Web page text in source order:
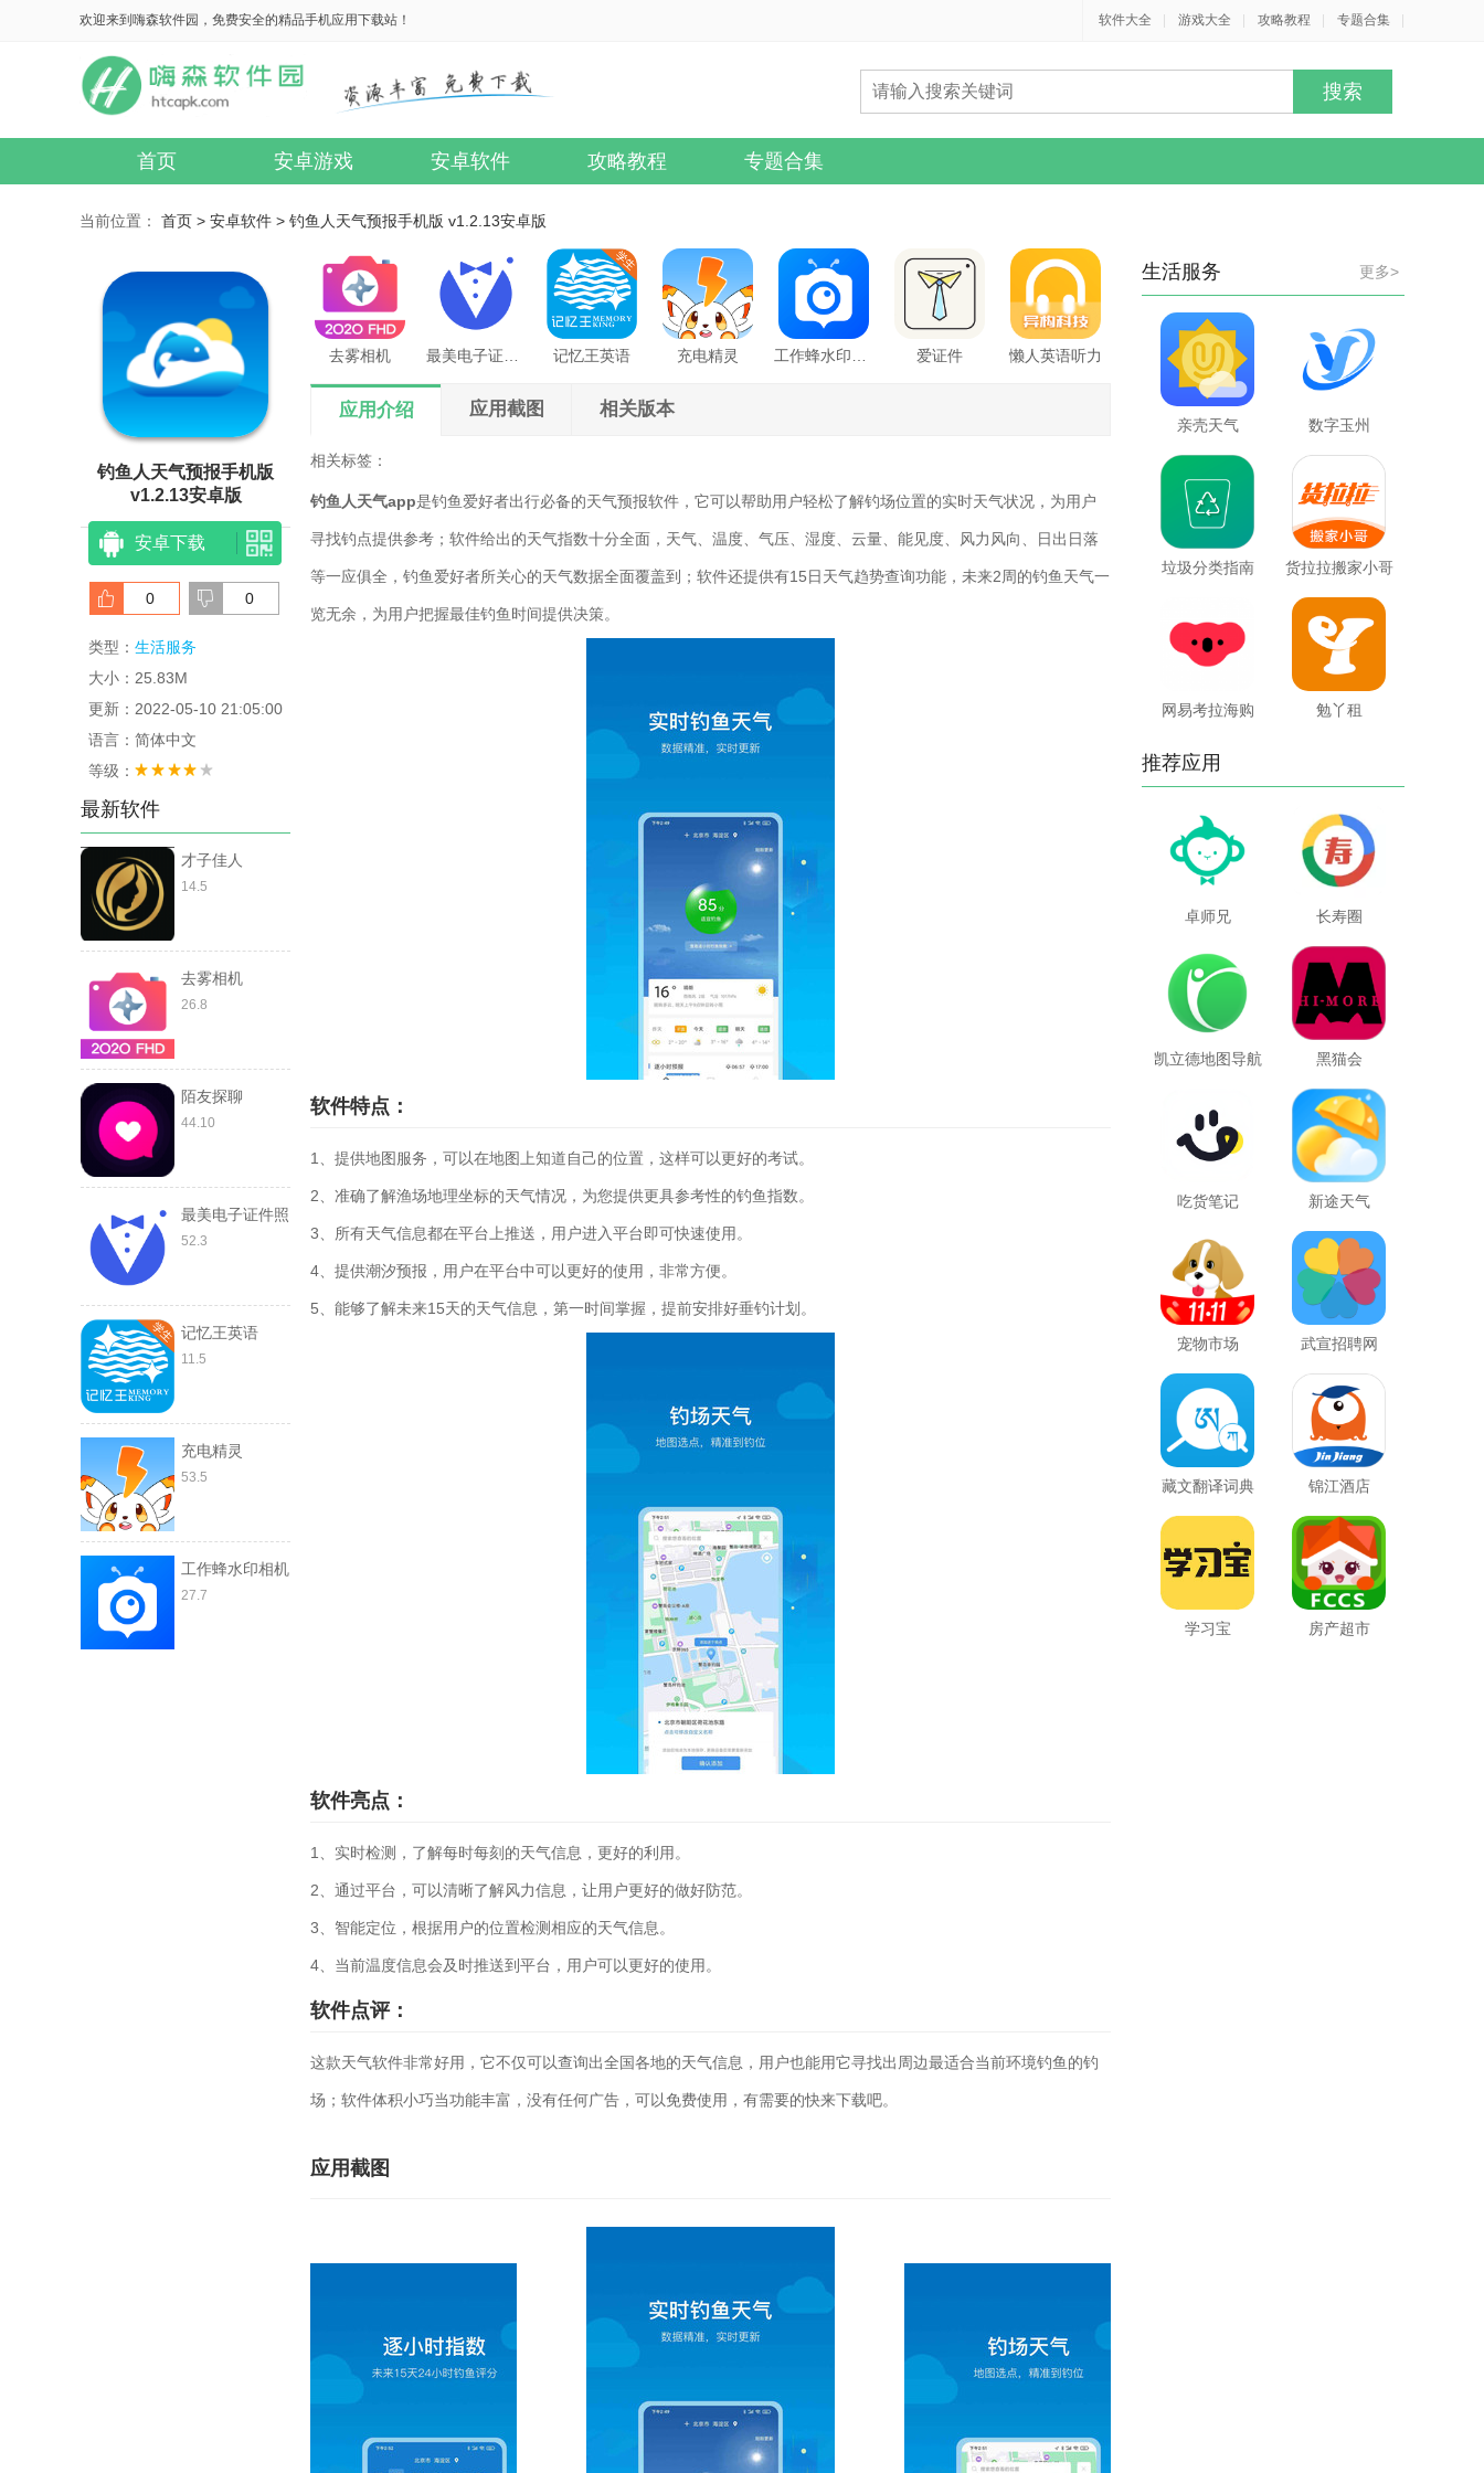
欢迎来到嗨森软件园，免费安全的精品手机应用下载站！ 软件大全 游戏大全 攻略教程 专题合集
首页 安卓游戏 安卓软件 攻略教程 专题合集
当前位置： 首页 > 安卓软件 > 钓鱼人天气预报手机版 v1.2.13安卓版
钓鱼人天气预报手机版
v1.2.13安卓版
安卓下载
0 0
类型： 生活服务
大小：25.83M
更新：2022-05-10 21:05:00
语言：简体中文
等级：
最新软件
才子佳人
14.5
去雾相机
26.8
陌友探聊
44.10
最美电子证件照
52.3
记忆王英语
11.5
充电精灵
53.5
工作蜂水印相机
27.7
去雾相机 记忆王英语 充电精灵 爱证件 懒人英语听力
应用介绍 应用截图 相关版本
相关标签：
钓鱼人天气app是钓鱼爱好者出行必备的天气预报软件，它可以帮助用户轻松了解钓场位置的实时天气状况，为用户
寻找钓点提供参考；软件给出的天气指数十分全面，天气、温度、气压、湿度、云量、能见度、风力风向、日出日落
等一应俱全，钓鱼爱好者所关心的天气数据全面覆盖到；软件还提供有15日天气趋势查询功能，未来2周的钓鱼天气一
览无余，为用户把握最佳钓鱼时间提供决策。
软件特点：
1、提供地图服务，可以在地图上知道自己的位置，这样可以更好的考试。
2、准确了解渔场地理坐标的天气情况，为您提供更具参考性的钓鱼指数。
3、所有天气信息都在平台上推送，用户进入平台即可快速使用。
4、提供潮汐预报，用户在平台中可以更好的使用，非常方便。
5、能够了解未来15天的天气信息，第一时间掌握，提前安排好垂钓计划。
软件亮点：
1、实时检测，了解每时每刻的天气信息，更好的利用。
2、通过平台，可以清晰了解风力信息，让用户更好的做好防范。
3、智能定位，根据用户的位置检测相应的天气信息。
4、当前温度信息会及时推送到平台，用户可以更好的使用。
软件点评：
这款天气软件非常好用，它不仅可以查询出全国各地的天气信息，用户也能用它寻找出周边最适合当前环境钓鱼的钓
场；软件体积小巧当功能丰富，没有任何广告，可以免费使用，有需要的快来下载吧。
应用截图
更多>
生活服务
亲壳天气 数字玉州
垃圾分类指南 货拉拉搬家小哥
网易考拉海购 勉丫租
推荐应用
卓师兄 长寿圈
凯立德地图导航 黑猫会
吃货笔记 新途天气
宠物市场 武宣招聘网
藏文翻译词典 锦江酒店
学习宝 房产超市